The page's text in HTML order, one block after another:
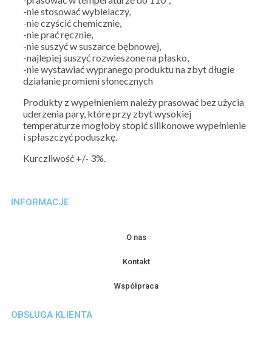
-nie stosować wybielaczy,
-nie czyścić chemicznie,
-nie prać ręcznie,
-nie suszyć w suszarce bębnowej,
-najlepiej suszyć rozwieszone na płasko,
-nie wystawiać wypranego produktu na zbyt długie
działanie promieni słonecznych
Produkty z wypełnieniem należy prasować bez użycia
uderzenia pary, które przy zbyt wysokiej
temperaturze mogłoby stopić silikonowe wypełnienie
i spłaszczyć poduszkę.
Kurczliwość +/- 3%.
INFORMACJE
O nas
Kontakt
Współpraca
OBSŁUGA KLIENTA